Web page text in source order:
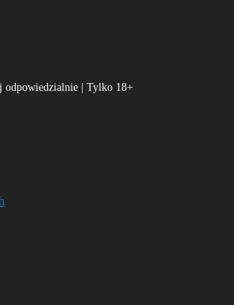
odpowiedzialnie | Tylko 18+